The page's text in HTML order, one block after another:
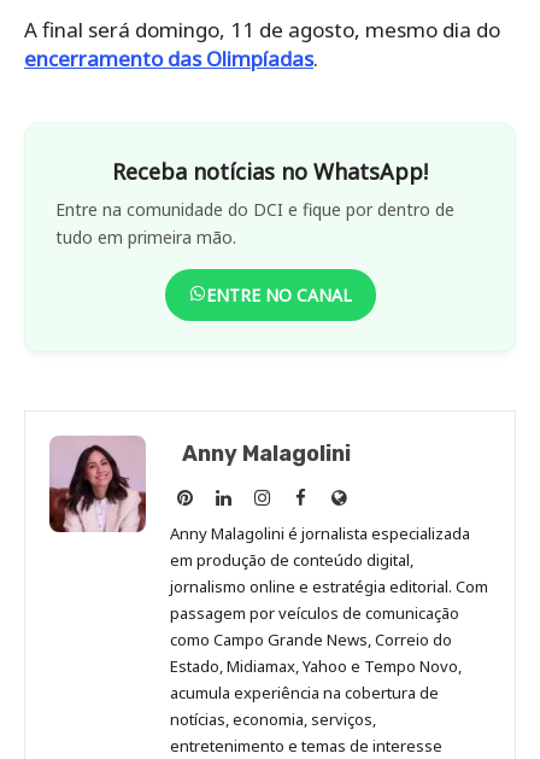
A final será domingo, 11 de agosto, mesmo dia do
encerramento das Olimpíadas.
Receba notícias no WhatsApp!
Entre na comunidade do DCI e fique por dentro de
tudo em primeira mão.
ENTRE NO CANAL
Anny Malagolini
Anny
Malagolini
no
Pinterest
Anny
Malagolini
no
LinkedIn
Anny
Malagolini
no
Instagram
Anny
Malagolini
no
Facebook
Site
de
Anny
Malagolini
Anny Malagolini é jornalista especializada
em produção de conteúdo digital,
jornalismo online e estratégia editorial. Com
passagem por veículos de comunicação
como Campo Grande News, Correio do
Estado, Midiamax, Yahoo e Tempo Novo,
acumula experiência na cobertura de
notícias, economia, serviços,
entretenimento e temas de interesse